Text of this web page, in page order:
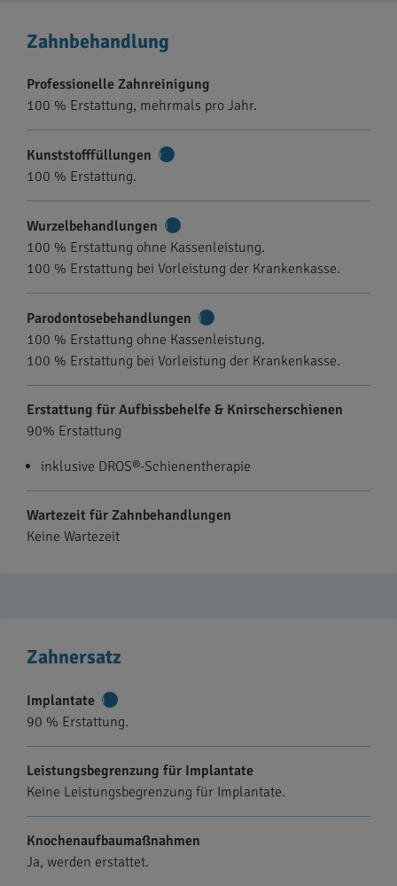
Zahnbehandlung
Professionelle Zahnreinigung
100 % Erstattung, mehrmals pro Jahr.
Kunststofffüllungen
100 % Erstattung.
Wurzelbehandlungen
Informationen
100 % Erstattung ohne Kassenleistung.
100 % Erstattung bei Vorleistung der Krankenkasse.
Parodontosebehandlungen
Informationen
100 % Erstattung ohne Kassenleistung.
100 % Erstattung bei Vorleistung der Krankenkasse.
Erstattung für Aufbissbehelfe & Knirscherschienen
90% Erstattung
inklusive DROS®-Schienentherapie
Wartezeit für Zahnbehandlungen
Keine Wartezeit
Zahnersatz
Implantate
Informationen
90 % Erstattung.
Leistungsbegrenzung für Implantate
Keine Leistungsbegrenzung für Implantate.
Knochenaufbaumaßnahmen
Ja, werden erstattet.